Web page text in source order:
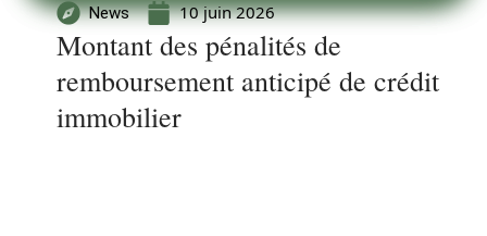
News 10 juin 2026
Montant des pénalités de
remboursement anticipé de crédit
immobilier